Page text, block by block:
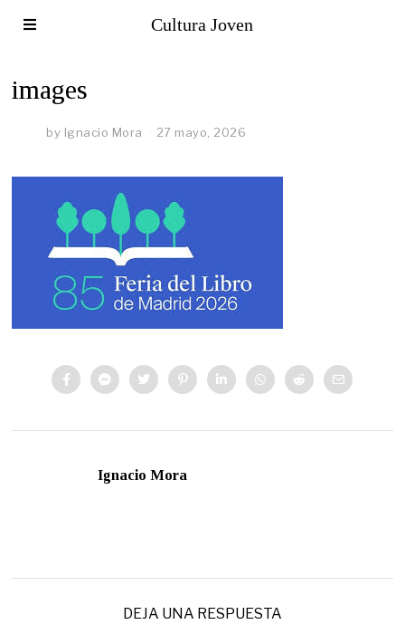
Cultura Joven
images
by Ignacio Mora 27 mayo, 2026
Ignacio Mora
DEJA UNA RESPUESTA